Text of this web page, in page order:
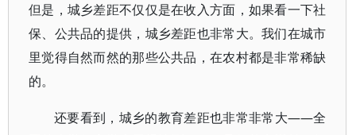
但是，城乡差距不仅仅是在收入方面，如果看一下社
保、公共品的提供，城乡差距也非常大。我们在城市
里觉得自然而然的那些公共品，在农村都是非常稀缺
的。
还要看到，城乡的教育差距也非常非常大——全